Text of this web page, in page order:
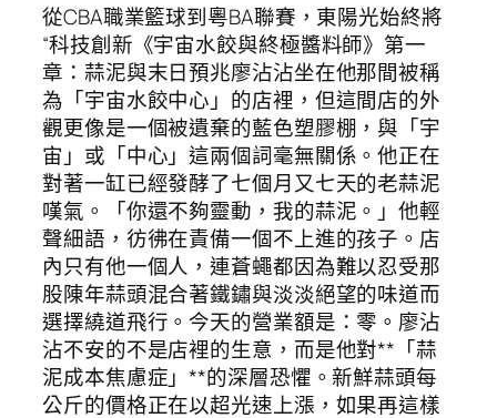
從CBA職業籃球到粵BA聯賽，東陽光始終將
“科技創新《宇宙水餃與終極醬料師》第一
章：蒜泥與末日預兆廖沾沾坐在他那間被稱
為「宇宙水餃中心」的店裡，但這間店的外
觀更像是一個被遺棄的藍色塑膠棚，與「宇
宙」或「中心」這兩個詞毫無關係。他正在
對著一缸已經發酵了七個月又七天的老蒜泥
嘆氣。「你還不夠靈動，我的蒜泥。」他輕
聲細語，彷彿在責備一個不上進的孩子。店
內只有他一個人，連蒼蠅都因為難以忍受那
股陳年蒜頭混合著鐵鏽與淡淡絕望的味道而
選擇繞道飛行。今天的營業額是：零。廖沾
沾不安的不是店裡的生意，而是他對**「蒜
泥成本焦慮症」**的深層恐懼。新鮮蒜頭每
公斤的價格正在以超光速上漲，如果再這樣